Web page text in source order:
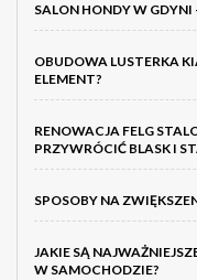
SALON HONDY W
OBUDOWA LUSTERKA
ELEMENT?
RENOWACJA FELG
PRZYWRÓCIĆ BLASK I
SPOSOBY NA
JAKIE SĄ
W SAMOCHODZIE?